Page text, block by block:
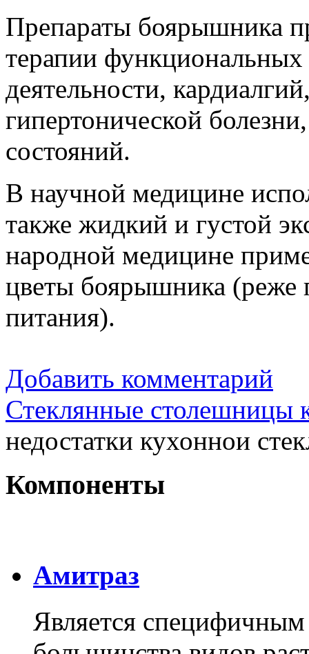
Препараты боярышника
терапии функциональных
деятельности,
гипертонической
состояний.
В научной медицине
также жидкий и густой
народной медицине
цветы боярышника (реже
питания).
Добавить комментарий
Стеклянные столешницы
недостатки кухоннои
Компоненты
Амитраз
Является